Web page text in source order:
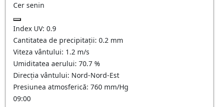
Cer senin
Index UV: 0.9
Cantitatea de precipitații: 0.2 mm
Viteza vântului: 1.2 m/s
Umiditatea aerului: 70.7 %
Direcția vântului: Nord-Nord-Est
Presiunea atmosferică: 760 mm/Hg
09:00